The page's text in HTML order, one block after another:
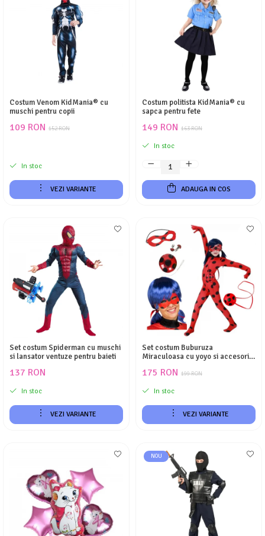
Costum Venom KidMania® cu
muschi pentru copii
152 RON
109 RON
In stoc
VEZI VARIANTE
Costum politista KidMania® cu
sapca pentru fete
163 RON
149 RON
In stoc
ADAUGA IN COS
Set costum Spiderman cu muschi
si lansator ventuze pentru baieti
137 RON
In stoc
VEZI VARIANTE
Set costum Buburuza
Miraculoasa cu yoyo si accesorii
199 RON
175 RON
In stoc
VEZI VARIANTE
NOU